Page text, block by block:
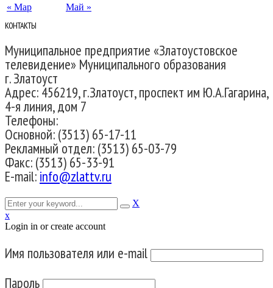
« Мар Май »
КОНТАКТЫ
Муниципальное предприятие «Златоустовское
телевидение» Муниципального образования
г. Златоуст
Адрес: 456219, г.Златоуст, проспект им Ю.А.Гагарина,
4-я линия, дом 7
Телефоны:
Основной: (3513) 65-17-11
Рекламный отдел: (3513) 65-03-79
Факс: (3513) 65-33-91
E-mail:info@zlattv.ru
X
x
Login in or create account
Имя пользователя или e-mail
Пароль